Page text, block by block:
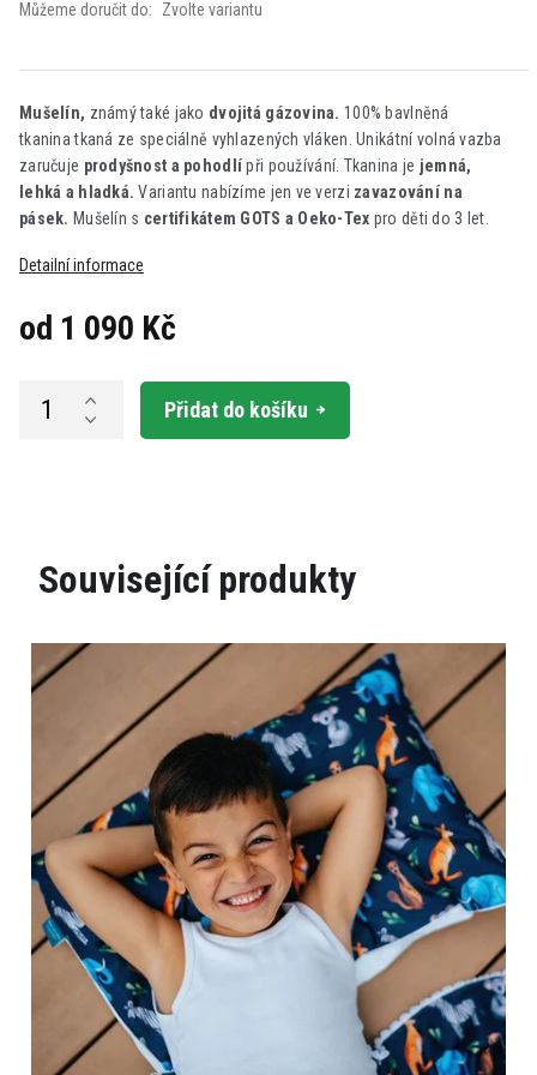
od 1 090 Kč
Můžeme doručit do: Zvolte variantu
Přidat do košíku
Mušelín, známý také jako dvojitá gázovina.100% bavlněná
tkanina tkaná ze speciálně vyhlazených vláken. Unikátní volná vazba
zaručuje prodyšnost a pohodlí při používání. Tkanina je jemná,
lehká a hladká. Variantu nabízíme jen ve verzi zavazování na
pásek. Mušelín s certifikátem GOTS a Oeko-Tex pro děti do 3 let.
Detailní informace
Související produkty